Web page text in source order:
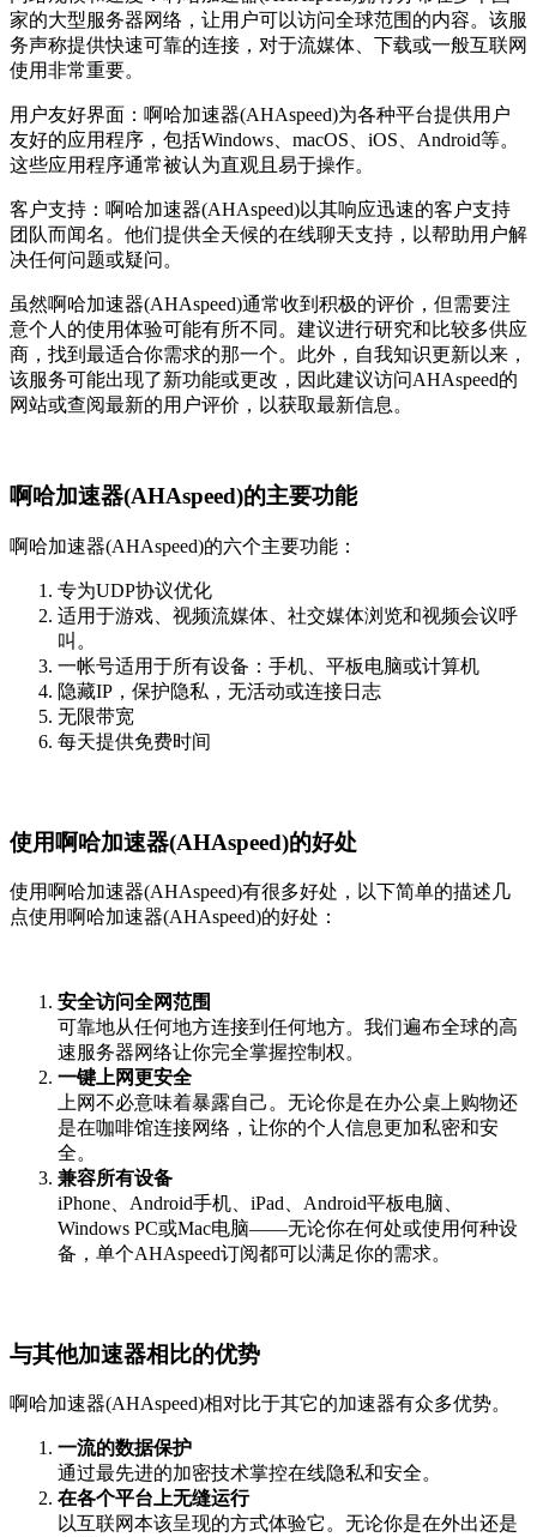
家的大型服务器网络，让用户可以访问全球范围的内容。该服
务声称提供快速可靠的连接，对于流媒体、下载或一般互联网
使用非常重要。
用户友好界面：啊哈加速器(AHAspeed)为各种平台提供用户
友好的应用程序，包括Windows、macOS、iOS、Android等。
这些应用程序通常被认为直观且易于操作。
客户支持：啊哈加速器(AHAspeed)以其响应迅速的客户支持
团队而闻名。他们提供全天候的在线聊天支持，以帮助用户解
决任何问题或疑问。
虽然啊哈加速器(AHAspeed)通常收到积极的评价，但需要注
意个人的使用体验可能有所不同。建议进行研究和比较多供应
商，找到最适合你需求的那一个。此外，自我知识更新以来，
该服务可能出现了新功能或更改，因此建议访问AHAspeed的
网站或查阅最新的用户评价，以获取最新信息。
啊哈加速器(AHAspeed)的主要功能
啊哈加速器(AHAspeed)的六个主要功能：
专为UDP协议优化
适用于游戏、视频流媒体、社交媒体浏览和视频会议呼
叫。
一帐号适用于所有设备：手机、平板电脑或计算机
隐藏IP，保护隐私，无活动或连接日志
无限带宽
每天提供免费时间
使用啊哈加速器(AHAspeed)的好处
使用啊哈加速器(AHAspeed)有很多好处，以下简单的描述几
点使用啊哈加速器(AHAspeed)的好处：
安全访问全网范围
可靠地从任何地方连接到任何地方。我们遍布全球的高
速服务器网络让你完全掌握控制权。
一键上网更安全
上网不必意味着暴露自己。无论你是在办公桌上购物还
是在咖啡馆连接网络，让你的个人信息更加私密和安
全。
兼容所有设备
iPhone、Android手机、iPad、Android平板电脑、
Windows PC或Mac电脑——无论你在何处或使用何种设
备，单个AHAspeed订阅都可以满足你的需求。
与其他加速器相比的优势
啊哈加速器(AHAspeed)相对比于其它的加速器有众多优势。
一流的数据保护
通过最先进的加密技术掌控在线隐私和安全。
在各个平台上无缝运行
以互联网本该呈现的方式体验它。无论你是在外出还是